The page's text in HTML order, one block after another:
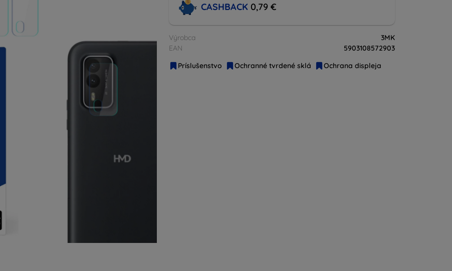
CASHBACK 0,79 €
Výrobca
3MK
EAN
5903108572903
Príslušenstvo
Ochranné tvrdené sklá Ochrana displeja